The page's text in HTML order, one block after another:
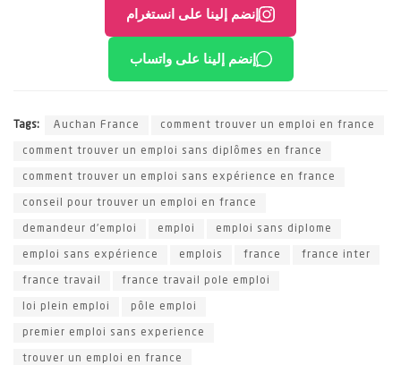
إنضم إلينا على انستغرام
إنضم إلينا على واتساب
Tags: Auchan France comment trouver un emploi en france
comment trouver un emploi sans diplômes en france
comment trouver un emploi sans expérience en france
conseil pour trouver un emploi en france
demandeur d'emploi emploi emploi sans diplome
emploi sans expérience emplois france france inter
france travail france travail pole emploi
loi plein emploi pôle emploi
premier emploi sans experience
trouver un emploi en france